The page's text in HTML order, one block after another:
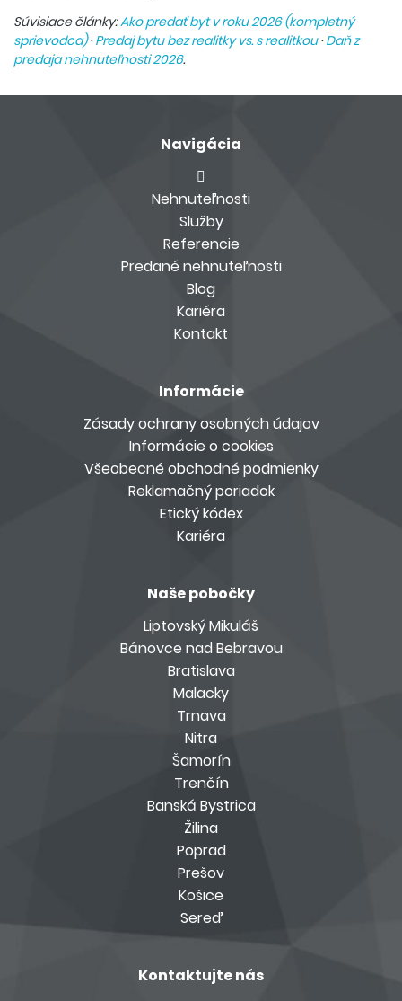
Súvisiace články:Ako predať byt v roku 2026 (kompletný
sprievodca)·Predaj bytu bez realitky vs. s realitkou·Daň z
predaja nehnuteľnosti 2026.
Navigácia
Nehnuteľnosti
Služby
Referencie
Predané nehnuteľnosti
Blog
Kariéra
Kontakt
Informácie
Zásady ochrany osobných údajov
Informácie o cookies
Všeobecné obchodné podmienky
Reklamačný poriadok
Etický kódex
Kariéra
Naše pobočky
Liptovský Mikuláš
Bánovce nad Bebravou
Bratislava
Malacky
Trnava
Nitra
Šamorín
Trenčín
Banská Bystrica
Žilina
Poprad
Prešov
Košice
Sereď
Kontaktujte nás